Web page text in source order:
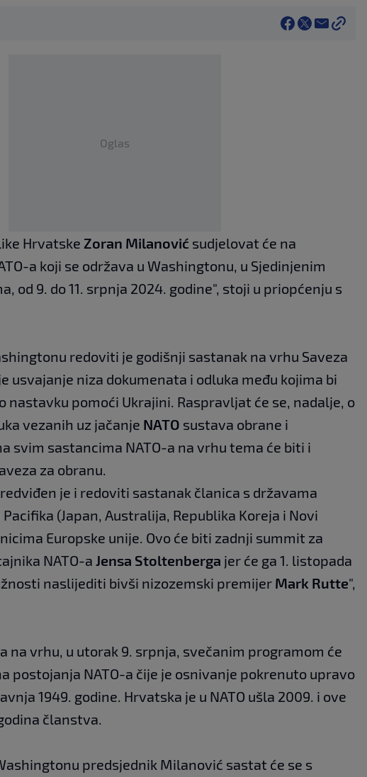
Oglas
Hrvatske Zoran Milanović sudjelovat će na
a koji se održava u Washingtonu, u Sjedinjenim
od 9. do 11. srpnja 2024. godine", stoji u priopćenju s
redoviti je godišnji sastanak na vrhu Saveza
usvajanje niza dokumenata i odluka među kojima bi
nastavku pomoći Ukrajini. Raspravljat će se, nadalje, o
vezanih uz jačanje NATO sustava obrane i
svim sastancima NATO-a na vrhu tema će biti i
za obranu.
je i redoviti sastanak članica s državama
(Japan, Australija, Republika Koreja i Novi
Europske unije. Ovo će biti zadnji summit za
NATO-a Jensa Stoltenberga jer će ga 1. listopada
naslijediti bivši nizozemski premijer Mark Rutte",
na vrhu, u utorak 9. srpnja, svečanim programom će
postojanja NATO-a čije je osnivanje pokrenuto upravo
1949. godine. Hrvatska je u NATO ušla 2009. i ove
članstva.
predsjednik Milanović sastat će se s